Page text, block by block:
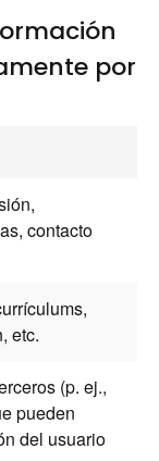
por
contacto
etc.
(p. ej.,
pueden
del usuario